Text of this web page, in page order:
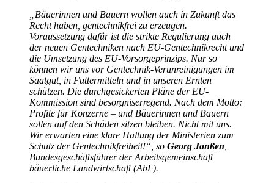
„Bäuerinnen und Bauern wollen auch in Zukunft das
Recht haben, gentechnikfrei zu erzeugen.
Voraussetzung dafür ist die strikte Regulierung auch
der neuen Gentechniken nach EU-Gentechnikrecht und
die Umsetzung des EU-Vorsorgeprinzips. Nur so
können wir uns vor Gentechnik-Verunreinigungen im
Saatgut, in Futtermitteln und in unseren Ernten
schützen. Die durchgesickerten Pläne der EU-
Kommission sind besorgniserregend. Nach dem Motto:
Profite für Konzerne – und Bäuerinnen und Bauern
sollen auf den Schäden sitzen bleiben. Nicht mit uns.
Wir erwarten eine klare Haltung der Ministerien zum
Schutz der Gentechnikfreiheit!“, so Georg Janßen
Bundesgeschäftsführer der Arbeitsgemeinschaft
bäuerliche Landwirtschaft (AbL).